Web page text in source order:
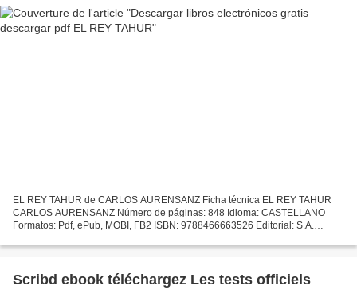
EL REY TAHUR de CARLOS AURENSANZ Ficha técnica EL REY TAHUR
CARLOS AURENSANZ Número de páginas: 848 Idioma: CASTELLANO
Formatos: Pdf, ePub, MOBI, FB2 ISBN: 9788466663526 Editorial: S.A.
Scribd ebook téléchargez Les tests officiels